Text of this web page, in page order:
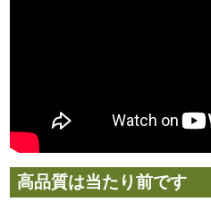
高品質は当たり前です